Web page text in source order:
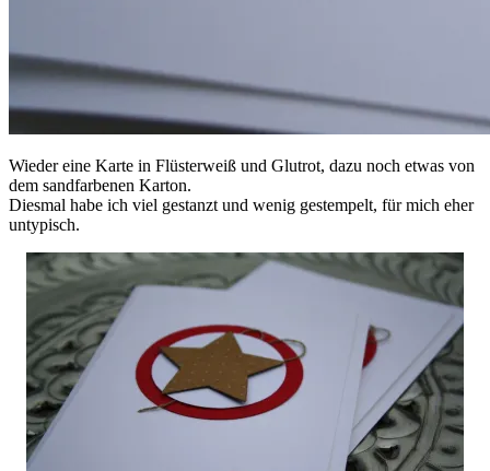
Wieder eine Karte in Flüsterweiß und Glutrot, dazu noch etwas von
dem sandfarbenen Karton.
Diesmal habe ich viel gestanzt und wenig gestempelt, für mich eher
untypisch.